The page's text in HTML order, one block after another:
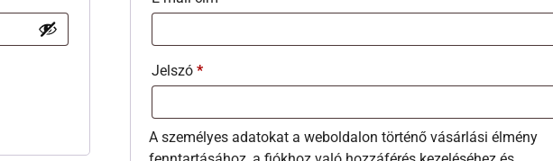
Jelszó*
A személyes adatokat a weboldalon történő vásárlási élmény